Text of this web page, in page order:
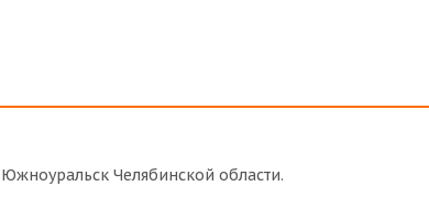
Челябинской области.